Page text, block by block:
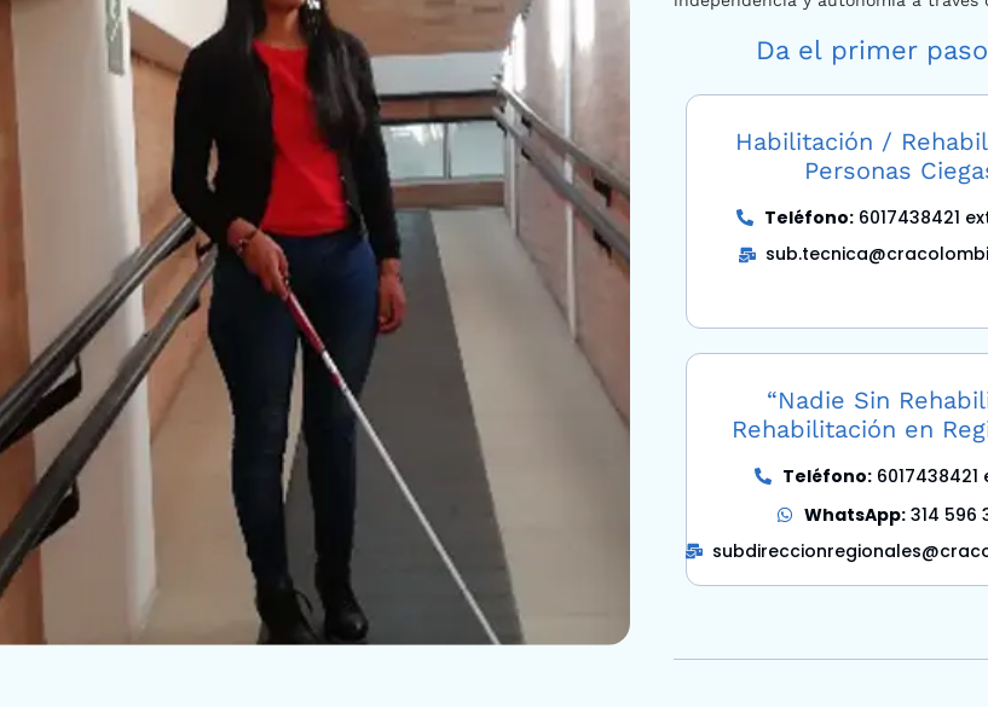
Da el primer
Habilitación /
Personas
Teléfono:6017438421
“Nadie Sin
Rehabilitación en
Teléfono:6017438421
WhatsApp:314 596